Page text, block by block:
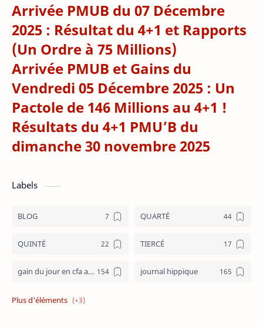
Arrivée PMUB du 07 Décembre
2025 : Résultat du 4+1 et Rapports
(Un Ordre à 75 Millions)
Arrivée PMUB et Gains du
Vendredi 05 Décembre 2025 : Un
Pactole de 146 Millions au 4+1 !
Résultats du 4+1 PMU’B du
dimanche 30 novembre 2025
Labels
BLOG QUARTÉ
QUINTÉ TIERCÉ
gain du jour en cfa aujourd hui journal hippique
journal hippique ecd